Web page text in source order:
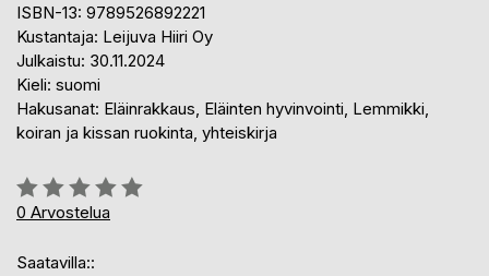
ISBN-13: 9789526892221
Kustantaja: Leijuva Hiiri Oy
Julkaistu: 30.11.2024
Kieli: suomi
Hakusanat: Eläinrakkaus, Eläinten hyvinvointi, Lemmikki,
koiran ja kissan ruokinta, yhteiskirja
Arvostelu::
0%
0 Arvostelua
Saatavilla::